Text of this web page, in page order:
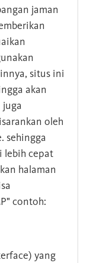
jaman
situs ini
akan
juga
oleh
sehingga
lebih cepat
halaman
contoh:
yang